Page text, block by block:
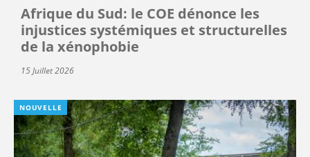
Afrique du Sud: le COE dénonce les
injustices systémiques et structurelles
de la xénophobie
15 Juillet 2026
NOUVELLE